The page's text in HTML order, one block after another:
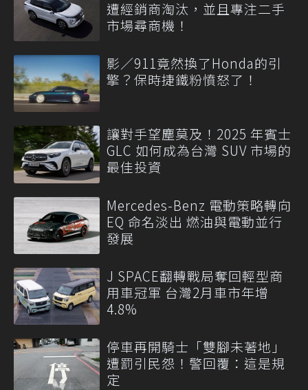
遭經銷商淘汰，並且專注二手
市場尋商機！
影／911竟然換了Honda的引
擎？保時捷鐵粉憤怒了！
讓對手望塵莫及！2025 年賓士
GLC 如何成為台灣 SUV 市場的
最佳投資
Mercedes-Benz 電動策略轉向
EQ 命名淡出 燃油與電動並行
發展
J SPACE翻轉戰局奪回輕型商
用車冠軍 台灣2月車市年增
4.8%
停車再開騎士「雙腳未著地」
遭罰引民怨！警回覆：這是規
定